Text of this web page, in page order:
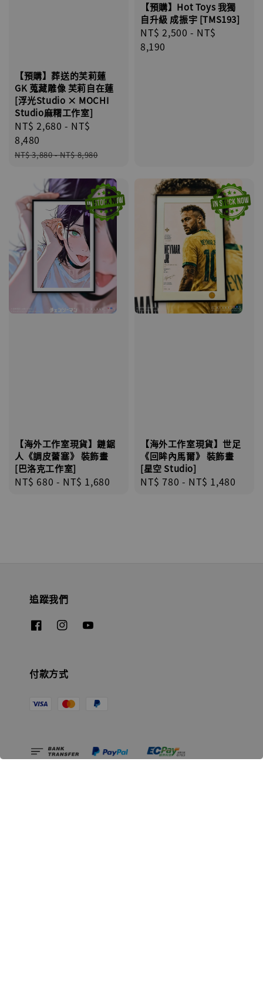
【預購】葬送的芙莉蓮
GK 蒐藏雕像 芙莉自在蓮
[浮光Studio × MOCHI
Studio麻糬工作室]
Sale
price
NT$ 2,680 - NT$
8,480
Regular
NT$ 3,880-NT$ 8,980
【預購】Hot Toys 我獨
自升級 成振宇 [TMS193]
Regular
price
NT$ 2,500 - NT$
8,190
【海外工作室現貨】鏈鋸
人《調皮蕾塞》 裝飾畫
[巴洛克工作室]
Regular
NT$ 680 - NT$ 1,680
【海外工作室現貨】世足
《回眸內馬爾》 裝飾畫
[星空 Studio]
Regular
NT$ 780 - NT$ 1,480
追蹤我們
付款方式